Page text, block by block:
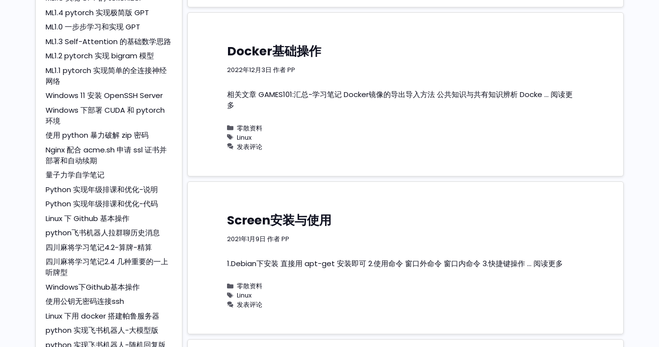
Docker基础操作
2022年12月3日 作者PP
相关文章 GAMES101:汇总-学习笔记 Docker镜像的导出导入方法 公共知识与共有知识辨析 Docke … 阅读更
多
分
类
零散资料
标
签
Linux
发表评论
Screen安装与使用
2021年1月9日 作者PP
1.Debian下安装 直接用 apt-get 安装即可 2.使用命令 窗口外命令 窗口内命令 3.快捷键操作 … 阅读更多
分
类
零散资料
标
签
Linux
发表评论
ML1.4 pytorch 实现极简版 GPT
ML1.0 一步步学习和实现 GPT
ML1.3 Self-Attention 的基础数学思路
ML1.2 pytorch 实现 bigram 模型
ML1.1 pytorch 实现简单的全连接神经
网络
Windows 11 安装 OpenSSH Server
Windows 下部署 CUDA 和 pytorch
环境
使用 python 暴力破解 zip 密码
Nginx 配合 acme.sh 申请 ssl 证书并
部署和自动续期
量子力学自学笔记
Python 实现年级排课和优化-说明
Python 实现年级排课和优化-代码
Linux 下 Github 基本操作
python飞书机器人拉群聊历史消息
四川麻将学习笔记4.2-算牌-精算
四川麻将学习笔记2.4 几种重要的一上
听牌型
Windows下Github基本操作
使用公钥无密码连接ssh
Linux 下用 docker 搭建帕鲁服务器
python 实现飞书机器人-大模型版
python 实现飞书机器人-随机回复版